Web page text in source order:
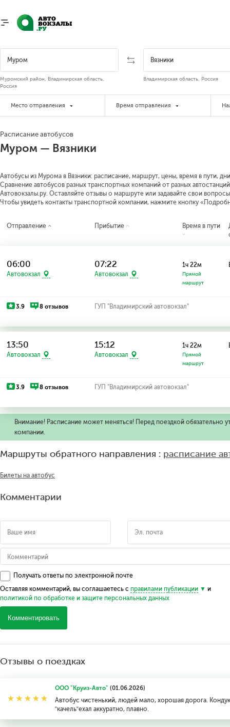
Муромский район, Владимирская область,
Россия
Владимирская область, Россия
Место отправления Время отправления
Расписание автобусов
Муром — Вязники
Автобусы из Мурома в Вязники: расписание, маршрут, цены, время в пути,
Сравнение автобусов разных транспортных компаний от разных
Автовокзалы.ру. Оставляйте отзывы о маршруте или задавайте свои
Чтобы увидеть контакты транспортной компании, нажмите кнопку
Отправление Прибытие Время в пути
06:00
Автовокзал
07:22
Автовокзал
1ч 22м
Прямой
маршрут
3.9 8 отзывов ГУП "Владимирский автовокзал"
13:50
Автовокзал
15:12
Автовокзал
1ч 22м
Прямой
маршрут
3.9 8 отзывов ГУП "Владимирский автовокзал"
Внимание! Расписание может меняться! Перед поездкой обязательно
компании.
Маршруты обратного направления : расписание
Билеты на автобус
Комментарии
Получать ответы по электронной почте
Оставляя комментарий, вы соглашаетесь с правилами публикации
и
политикой по обработке и защите персональных данных
Комментировать
Отзывы о поездках
ООО "Круиз-Авто" (01.06.2026)
Автобус чистенький, людей мало, хорошая дорога.
“качель“ехал аккуратно, плавно.